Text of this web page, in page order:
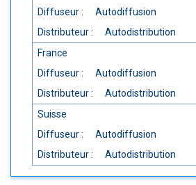
Diffuseur :
Autodiffusion
Distributeur :
Autodistribution
France
Diffuseur :
Autodiffusion
Distributeur :
Autodistribution
Suisse
Diffuseur :
Autodiffusion
Distributeur :
Autodistribution